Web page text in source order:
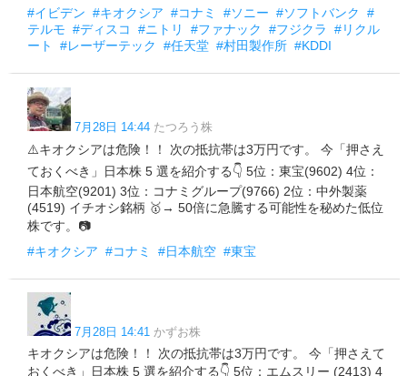
#イビデン #キオクシア #コナミ #ソニー #ソフトバンク
#
テルモ #ディスコ #ニトリ #ファナック #フジクラ
#リクル
ート
#レーザーテック #任天堂 #村田製作所 #KDDI
7月28日 14:44 たつろう株
⚠️キオクシアは危険！！ 次の抵抗帯は3万円です。 今「押さえ
ておくべき」日本株 5 選を紹介する👇 5位：東宝(9602) 4位：
日本航空(9201) 3位：コナミグループ(9766) 2位：中外製薬
(4519) イチオシ銘柄 🥇→ 50倍に急騰する可能性を秘めた低位
株です。📷
#キオクシア #コナミ #日本航空 #東宝
7月28日 14:41 かずお株
キオクシアは危険！！ 次の抵抗帯は3万円です。 今「押さえて
おくべき」日本株 5 選を紹介する👇 5位：エムスリー (2413) 4